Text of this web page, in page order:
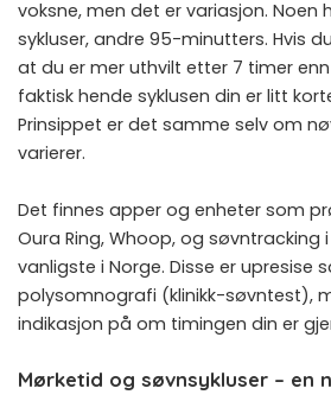
voksne, men det er variasjon. Noen
sykluser, andre 95-minutters. Hvis
at du er mer uthvilt etter 7 timer
faktisk hende syklusen din er litt
Prinsippet er det samme selv om
varierer.
Det finnes apper og enheter som
Oura Ring, Whoop, og søvntracking
vanligste i Norge. Disse er upresise
polysomnografi (klinikk-søvntest),
indikasjon på om timingen din er
Mørketid og søvnsykluser – en